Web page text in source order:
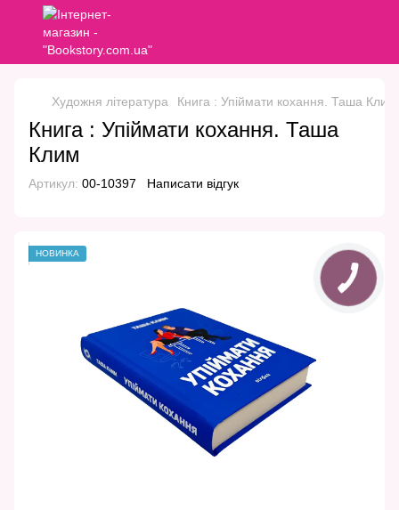
Художня література Книга : Упіймати кохання. Таша Клим
Книга : Упіймати кохання. Таша
Клим
Артикул: 00-10397 Написати відгук
НОВИНКА